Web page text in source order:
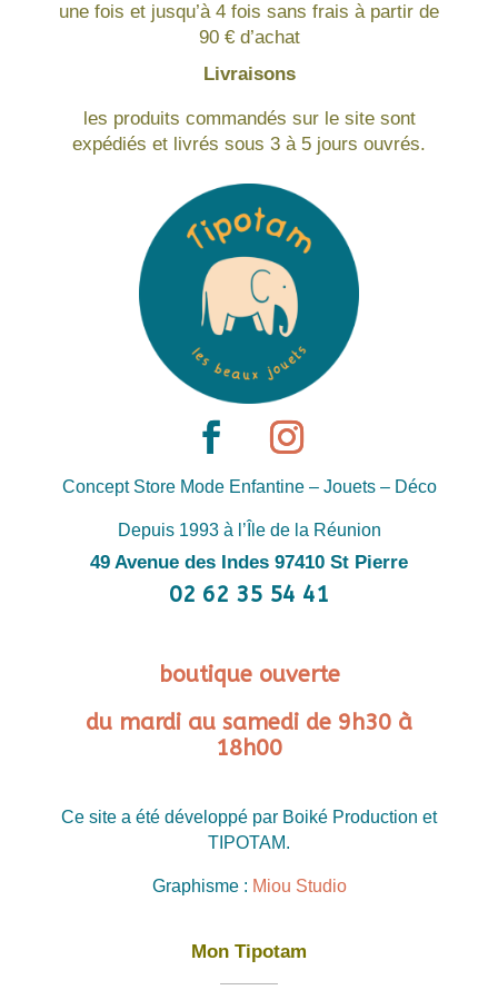
une fois et jusqu’à 4 fois sans frais à partir de
90 € d’achat
Livraisons
les produits commandés sur le site sont
expédiés et livrés sous 3 à 5 jours ouvrés.
Concept Store Mode Enfantine – Jouets – Déco
Depuis 1993 à l’Île de la Réunion
49 Avenue des Indes 97410 St Pierre
02 62 35 54 41
boutique ouverte
du mardi au samedi de 9h30 à
18h00
Ce site a été développé par Boiké Production et
TIPOTAM.
Graphisme : Miou Studio
Mon Tipotam